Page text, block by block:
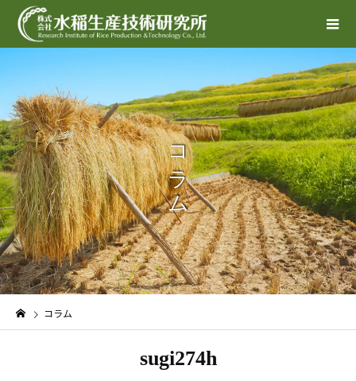
コラム
コラム
sugi274h